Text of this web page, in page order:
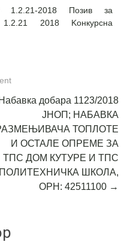
1.2.21-2018 Позив за
2018 Kонкурсна
Набавка добара 1123/2018
ЈНОП; НАБАВКА
ТОПЛОТЕ
И ОСТАЛЕ ОПРЕМЕ ЗА
ТПС ДОМ КУТУРЕ И ТПС
ПОЛИТЕХНИЧКА ШКОЛА,
ОРН: 42511100 →